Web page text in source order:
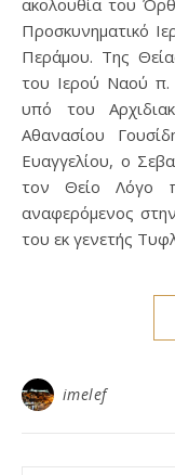
ακολουθία του
Προσκυνηματικό
Περάμου. Της
του Ιερού Ναού π.
υπό του
Αθανασίου
Ευαγγελίου, ο
τον Θείο Λόγο
αναφερόμενος
του εκ γενετής
imelef